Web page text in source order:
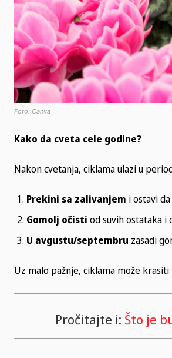
Foto: Canva
Kako da cveta cele godine?
Nakon cvetanja, ciklama ulazi u
Prekini sa zalivanjem i ostavi
Gomolj očisti od suvih ostataka i
U avgustu/septembru zasadi
Uz malo pažnje, ciklama može
Pročitajte i: Što je